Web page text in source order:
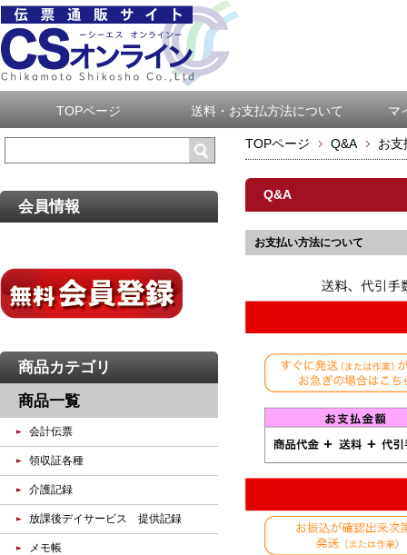
TOPページ 送料・お支払方法について マ
TOPページ Q&A お支
Q&A
お支払い方法について
会員情報
商品カテゴリ
商品一覧
会計伝票
領収証各種
介護記録
放課後デイサービス 提供記録
メモ帳